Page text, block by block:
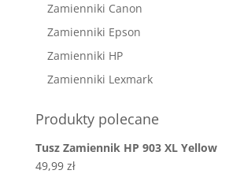
Zamienniki Canon
Zamienniki Epson
Zamienniki HP
Zamienniki Lexmark
Produkty polecane
Tusz Zamiennik HP 903 XL Yellow
49,99 zł